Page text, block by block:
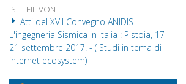
IST TEIL VON
Atti del XVII Convegno ANIDIS
L'ingegneria Sismica in Italia : Pistoia, 17-
21 settembre 2017. - ( Studi in tema di
internet ecosystem)